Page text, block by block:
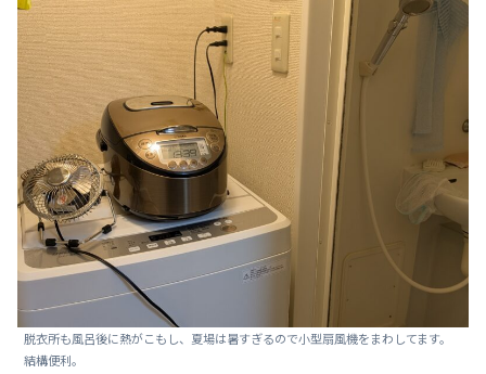
脱衣所も風呂後に熱がこもし、夏場は暑すぎるので小型扇風機をまわしてます。
結構便利。